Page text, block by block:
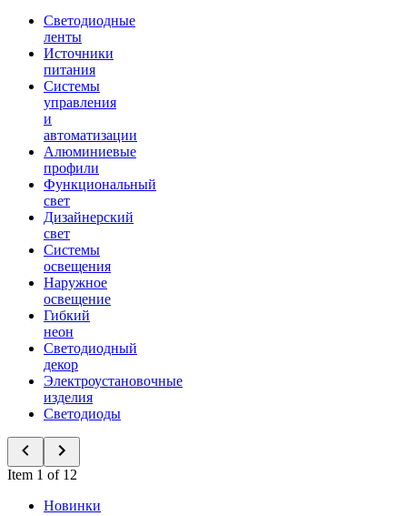
Светодиодные
ленты
Источники
питания
Системы
управления
и
автоматизации
Алюминиевые
профили
Функциональный
свет
Дизайнерский
свет
Системы
освещения
Наружное
освещение
Гибкий
неон
Светодиодный
декор
Электроустановочные
изделия
Светодиоды
Item 1 of 12
Новинки